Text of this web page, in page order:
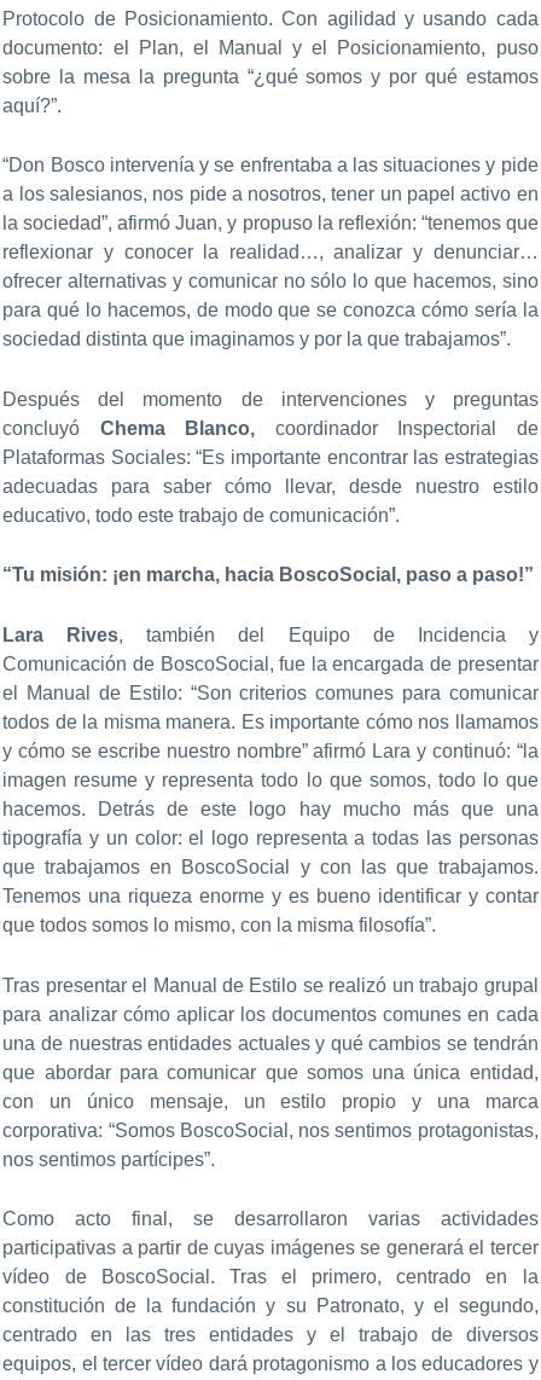
Protocolo de Posicionamiento. Con agilidad y usando cada
documento: el Plan, el Manual y el Posicionamiento, puso
sobre la mesa la pregunta “¿qué somos y por qué estamos
aquí?”.
“Don Bosco intervenía y se enfrentaba a las situaciones y pide
a los salesianos, nos pide a nosotros, tener un papel activo en
la sociedad”, afirmó Juan, y propuso la reflexión: “tenemos que
reflexionar y conocer la realidad…, analizar y denunciar…
ofrecer alternativas y comunicar no sólo lo que hacemos, sino
para qué lo hacemos, de modo que se conozca cómo sería la
sociedad distinta que imaginamos y por la que trabajamos”.
Después del momento de intervenciones y preguntas
concluyó Chema Blanco, coordinador Inspectorial de
Plataformas Sociales: “Es importante encontrar las estrategias
adecuadas para saber cómo llevar, desde nuestro estilo
educativo, todo este trabajo de comunicación”.
“Tu misión: ¡en marcha, hacia BoscoSocial, paso a paso!”
Lara Rives, también del Equipo de Incidencia y
Comunicación de BoscoSocial, fue la encargada de presentar
el Manual de Estilo: “Son criterios comunes para comunicar
todos de la misma manera. Es importante cómo nos llamamos
y cómo se escribe nuestro nombre” afirmó Lara y continuó: “la
imagen resume y representa todo lo que somos, todo lo que
hacemos. Detrás de este logo hay mucho más que una
tipografía y un color: el logo representa a todas las personas
que trabajamos en BoscoSocial y con las que trabajamos.
Tenemos una riqueza enorme y es bueno identificar y contar
que todos somos lo mismo, con la misma filosofía”.
Tras presentar el Manual de Estilo se realizó un trabajo grupal
para analizar cómo aplicar los documentos comunes en cada
una de nuestras entidades actuales y qué cambios se tendrán
que abordar para comunicar que somos una única entidad,
con un único mensaje, un estilo propio y una marca
corporativa: “Somos BoscoSocial, nos sentimos protagonistas,
nos sentimos partícipes”.
Como acto final, se desarrollaron varias actividades
participativas a partir de cuyas imágenes se generará el tercer
vídeo de BoscoSocial. Tras el primero, centrado en la
constitución de la fundación y su Patronato, y el segundo,
centrado en las tres entidades y el trabajo de diversos
equipos, el tercer vídeo dará protagonismo a los educadores y